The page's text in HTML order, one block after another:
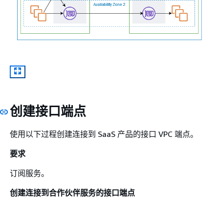
创建接口端点
使用以下过程创建连接到 SaaS 产品的接口 VPC 端点。
要求
订阅服务。
创建连接到合作伙伴服务的接口端点